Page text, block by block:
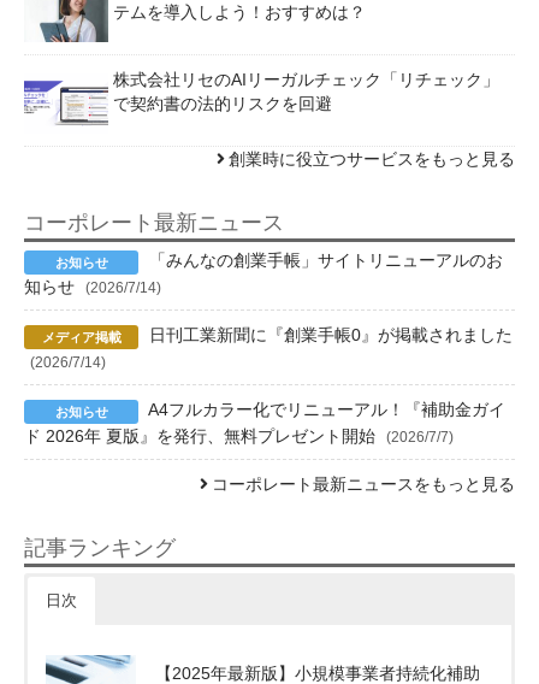
テムを導入しよう！おすすめは？
株式会社リセのAIリーガルチェック「リチェック」
で契約書の法的リスクを回避
創業時に役立つサービスをもっと見る
コーポレート最新ニュース
「みんなの創業手帳」サイトリニューアルのお
知らせ
(2026/7/14)
日刊工業新聞に『創業手帳0』が掲載されました
(2026/7/14)
A4フルカラー化でリニューアル！『補助金ガイ
ド 2026年 夏版』を発行、無料プレゼント開始
(2026/7/7)
コーポレート最新ニュースをもっと見る
記事ランキング
日次
【2025年最新版】小規模事業者持続化補助